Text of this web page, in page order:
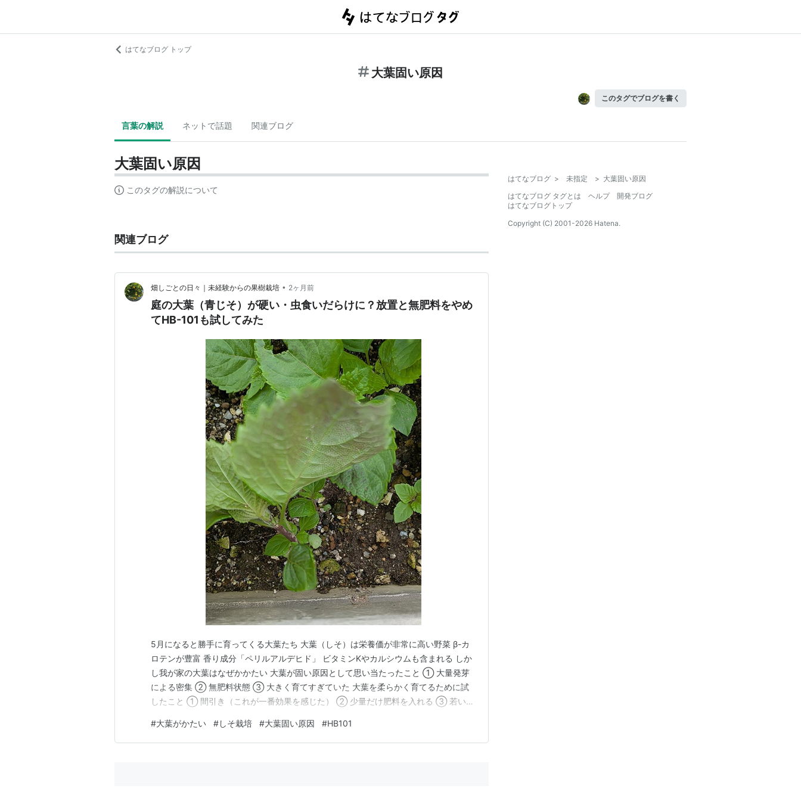
はてなブログ トップ
大葉固い原因
このタグでブログを書く
言葉の解説 ネットで話題 関連ブログ
大葉固い原因
このタグの解説について
関連ブログ
畑しごとの日々｜未経験からの果樹栽培 • 2ヶ月前
庭の大葉（青じそ）が硬い・虫食いだらけに？放置と無肥料をやめ
てHB-101も試してみた
5月になると勝手に育ってくる大葉たち 大葉（しそ）は栄養価が非常に高い野菜 β-カ
ロテンが豊富 香り成分「ペリルアルデヒド」 ビタミンKやカルシウムも含まれる しか
し我が家の大葉はなぜかかたい 大葉が固い原因として思い当たったこと ① 大量発芽
による密集 ② 無肥料状態 ③ 大きく育てすぎていた 大葉を柔らかく育てるために試
したこと ① 間引き（これが一番効果を感じた） ② 少量だけ肥料を入れる ③ 若いう
HB-101を使ってみた感想 大葉栽培は意外と手間が少なかった まとめ｜大葉がかたい原
因は「密集・無肥料・放置…
#大葉がかたい #しそ栽培 #大葉固い原因 #HB101
はてなブログ > 未指定 > 大葉固い原因
はてなブログ タグとは
ヘルプ
開発ブログ
はてなブログトップ
Copyright (C) 2001-2026 Hatena.